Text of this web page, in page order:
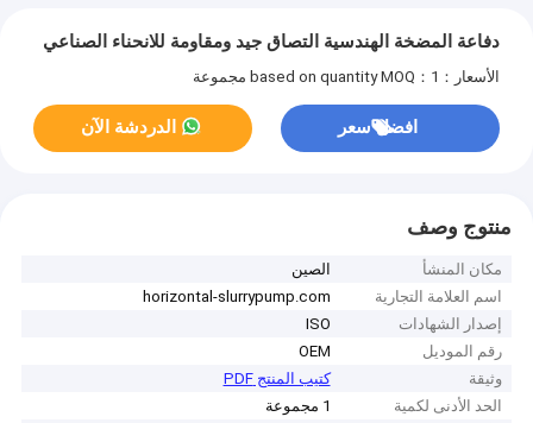
دفاعة المضخة الهندسية التصاق جيد ومقاومة للانحناء الصناعي
الأسعار：based on quantity MOQ：1 مجموعة
افضل سعر الدردشة الآن
منتوج وصف
مكان المنشأ
الصين
اسم العلامة التجارية
horizontal-slurrypump.com
إصدار الشهادات
ISO
رقم الموديل
OEM
وثيقة
كتيب المنتج PDF
الحد الأدنى لكمية
1 مجموعة